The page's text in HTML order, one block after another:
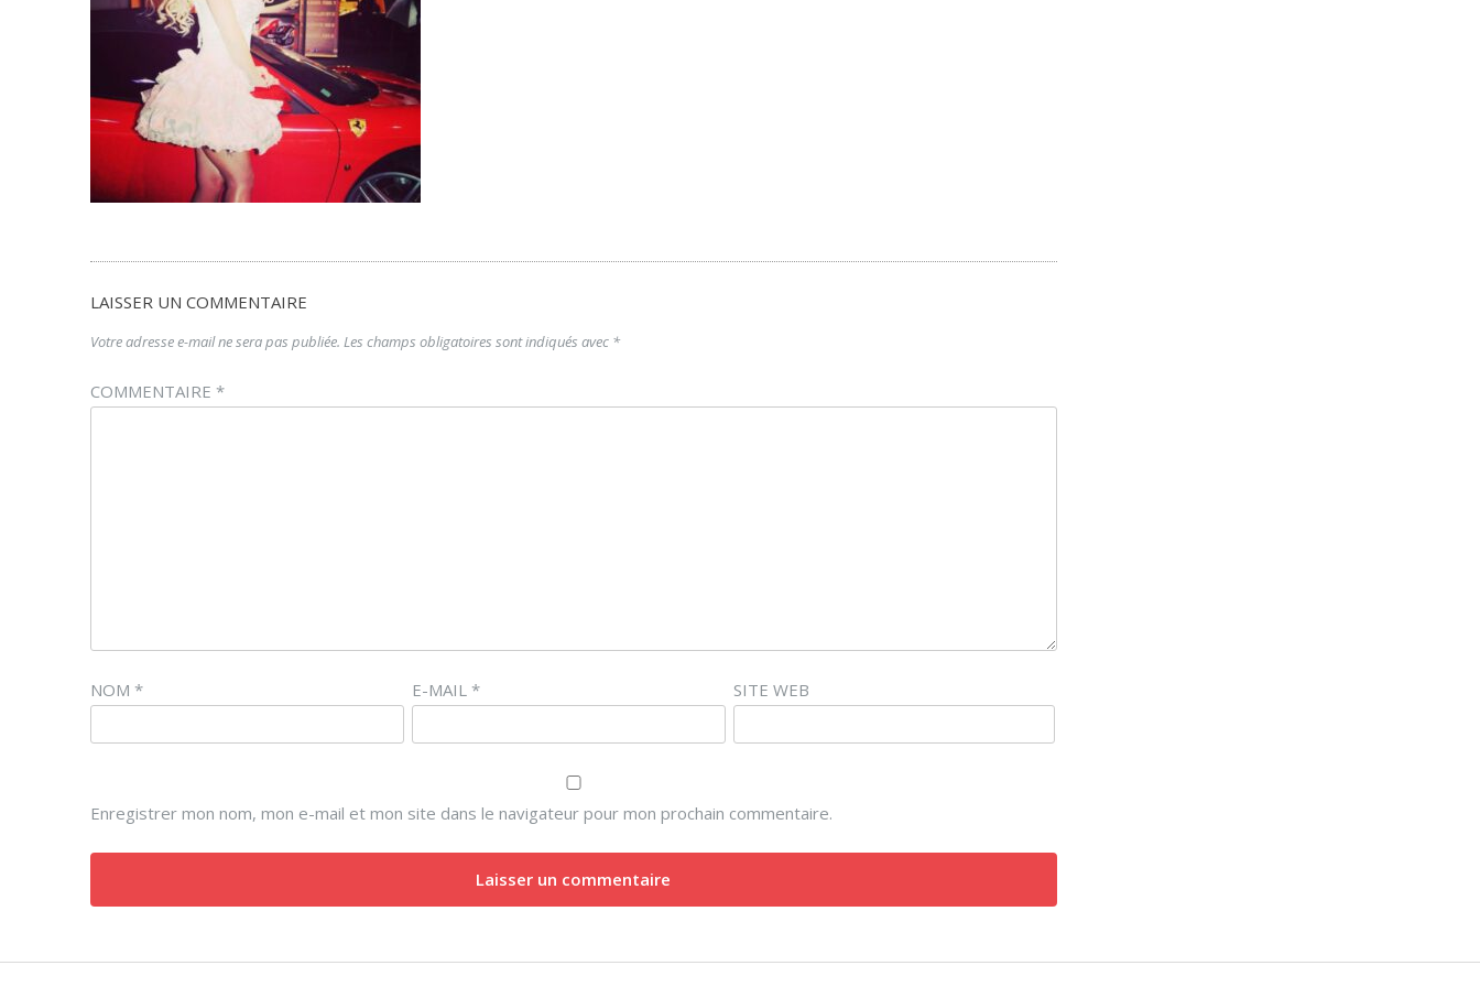
LAISSER UN COMMENTAIRE
Votre adresse e-mail ne sera pas publiée. Les champs obligatoires sont indiqués avec *
COMMENTAIRE *
NOM * E-MAIL* SITE WEB
Enregistrer mon nom, mon e-mail et mon site dans le navigateur pour mon prochain commentaire.